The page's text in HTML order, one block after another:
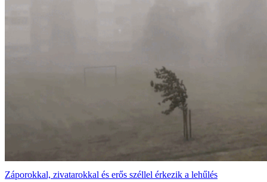
Záporokkal, zivatarokkal és erős széllel érkezik a lehűlés